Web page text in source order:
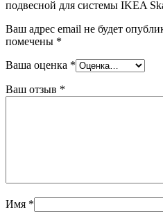
подвесной для системы IKEA
Ваш адрес email не будет
помечены *
Ваша оценка *
Ваш отзыв *
Имя *